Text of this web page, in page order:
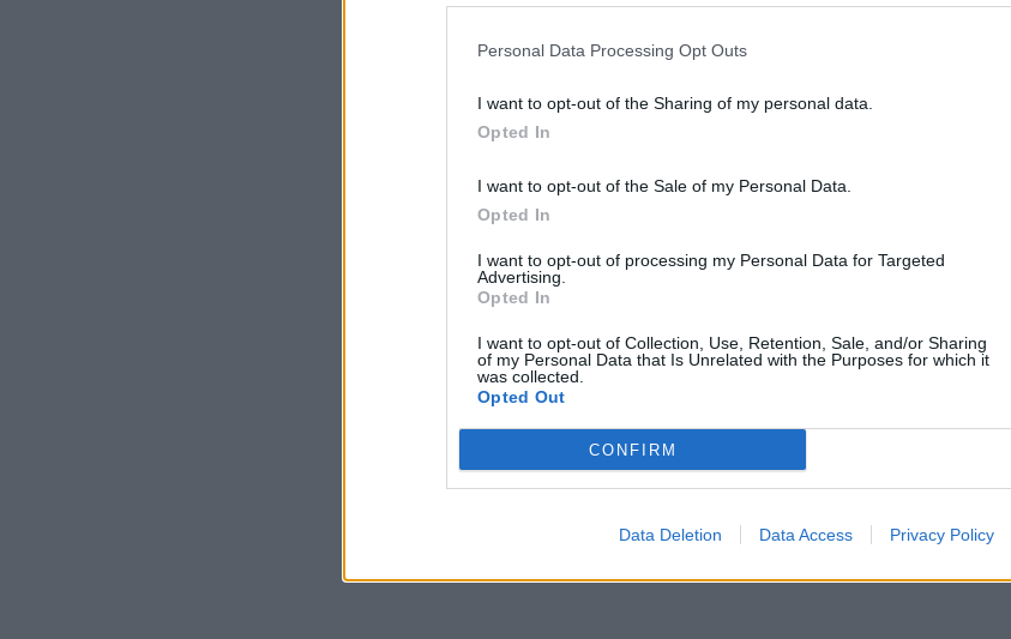
Personal Data Processing Opt Outs
I want to opt-out of the Sharing of my personal data.
Opted In
I want to opt-out of the Sale of my Personal Data.
Opted In
I want to opt-out of processing my Personal Data for Targeted
Advertising.
Opted In
I want to opt-out of Collection, Use, Retention, Sale, and/or Sharing
of my Personal Data that Is Unrelated with the Purposes for which it
was collected.
Opted Out
CONFIRM
Data Deletion Data Access Privacy Policy